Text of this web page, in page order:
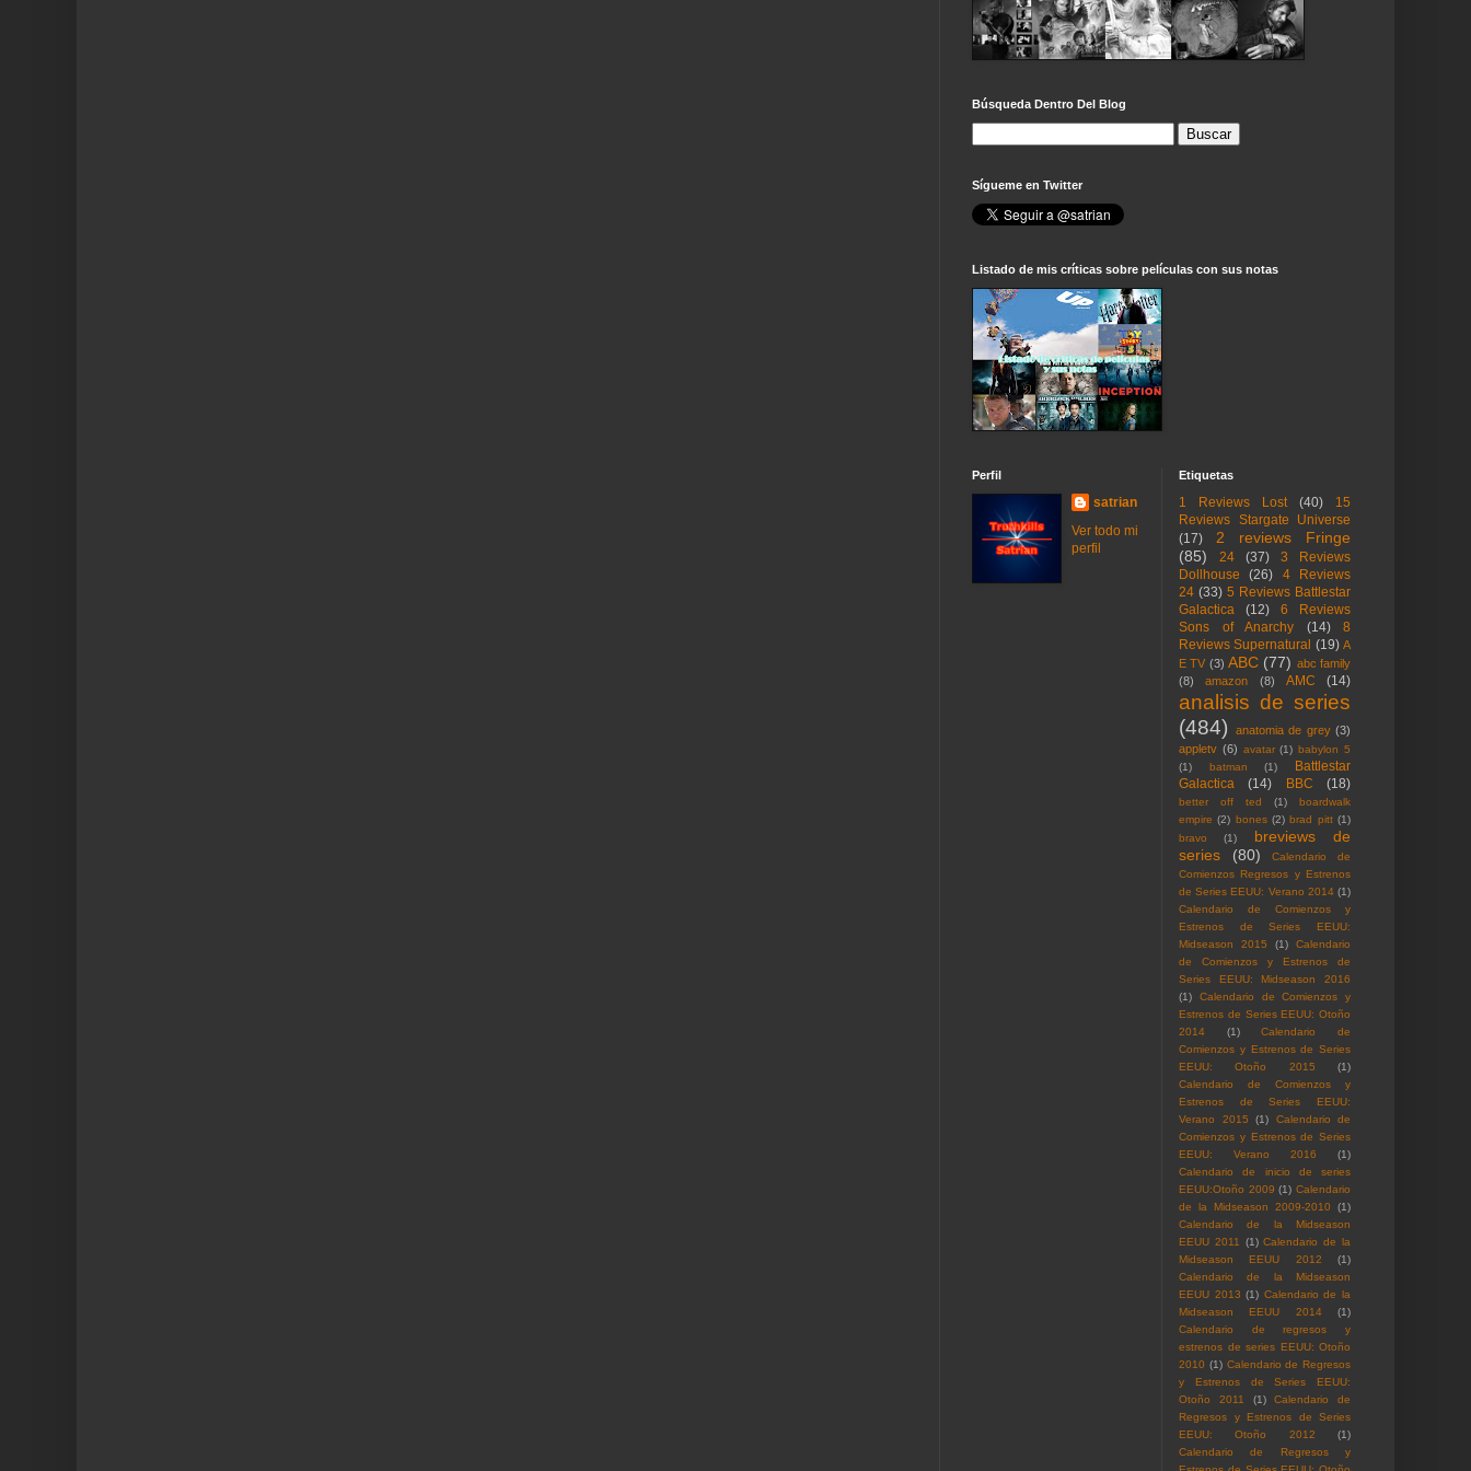
Búsqueda Dentro Del Blog
Sígueme en Twitter
Listado de mis críticas sobre películas con sus notas
Perfil
satrian
Ver todo mi
perfil
Etiquetas
1 Reviews Lost (40)
15
Reviews Stargate Universe
(17)
2 reviews Fringe
(85)
24 (37)
3 Reviews
Dollhouse
(26)
4 Reviews
24 (33) 5 Reviews Battlestar
Galactica
(12)
6 Reviews
Sons of Anarchy
(14)
8
Reviews Supernatural (19) A
E TV (3) ABC (77) abc family
(8)
amazon (8) AMC (14)
analisis de series
(484)
anatomia de grey (3)
appletv (6) avatar (1) babylon 5
(1)
batman (1)
Battlestar
Galactica
(14) BBC (18)
better off ted (1)
boardwalk
empire (2) bones (2) brad pitt (1)
bravo
(1)
breviews de
series
(80)
Calendario de
Comienzos Regresos y Estrenos
de Series EEUU: Verano 2014 (1)
Calendario de Comienzos y
Estrenos de Series EEUU:
Midseason 2015
(1)
Calendario
de Comienzos y Estrenos de
Series EEUU: Midseason 2016
(1)
Calendario de Comienzos y
Estrenos de Series EEUU: Otoño
2014
(1)
Calendario de
Comienzos y Estrenos de Series
EEUU: Otoño 2015
(1)
Calendario de Comienzos y
Estrenos de Series EEUU:
Verano 2015
(1)
Calendario de
Comienzos y Estrenos de Series
EEUU: Verano 2016
(1)
Calendario de inicio de series
EEUU:Otoño 2009 (1) Calendario
de la Midseason 2009-2010
(1)
Calendario de la Midseason
EEUU 2011 (1) Calendario de la
Midseason EEUU 2012
(1)
Calendario de la Midseason
EEUU 2013 (1) Calendario de la
Midseason EEUU 2014
(1)
Calendario de regresos y
estrenos de series EEUU: Otoño
2010 (1) Calendario de Regresos
y Estrenos de Series EEUU:
Otoño 2011
(1)
Calendario de
Regresos y Estrenos de Series
EEUU: Otoño 2012
(1)
Calendario de Regresos y